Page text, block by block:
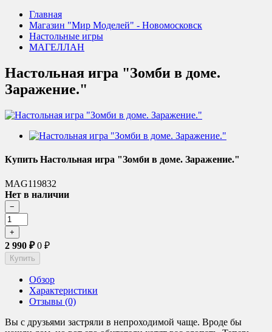
Главная
Магазин "Мир Моделей" - Новомосковск
Настольные игры
МАГЕЛЛАН
Настольная игра "Зомби в доме.
Заражение."
Купить Настольная игра "Зомби в доме. Заражение."
MAG119832
Нет в наличии
2 990 ₽0 ₽
Обзор
Характеристики
Отзывы (0)
Вы с друзьями застряли в непроходимой чаще. Вроде бы